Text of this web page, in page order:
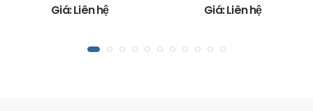
Giá: Liên hệ Giá: Liên hệ